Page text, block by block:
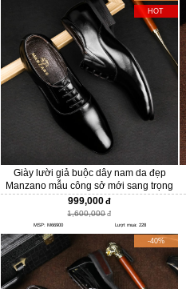
HOT
Giày lười giả buộc dây nam da đẹp
Manzano mẫu công sở mới sang trọng
và hiện đại M66900
999,000
1,600,000
MSP: M66900 Lượt mua: 228
-40%